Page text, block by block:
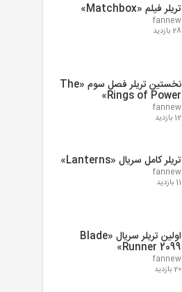
تریلر فیلم «Matchbox»
fannew
28 بازدید
نخستین تریلر فصل سوم «The
Rings of Power»
fannew
12 بازدید
تریلر کامل سریال «Lanterns»
fannew
11 بازدید
اولین تریلر سریال «Blade
Runner 2099»
fannew
20 بازدید